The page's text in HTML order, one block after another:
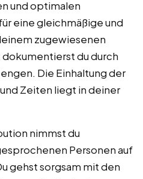
und optimalen
eine gleichmäßige und
zugewiesenen
du durch
Die Einhaltung der
Zeiten liegt in deiner
nimmst du
Personen auf
gehst sorgsam mit den